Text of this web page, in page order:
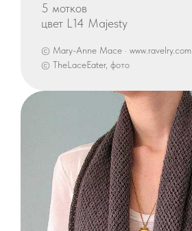
5 мотков
цвет L14 Majesty
© Mary-Anne Mace · www.ravelry.com
© TheLaceEater, фото